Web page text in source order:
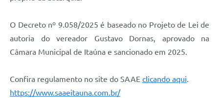
O Decreto nº 9.058/2025 é baseado no Projeto de Lei de
autoria do vereador Gustavo Dornas, aprovado na
Câmara Municipal de Itaúna e sancionado em 2025.
Confira regulamento no site do SAAE clicando aqui.
https://www.saaeitauna.com.br/